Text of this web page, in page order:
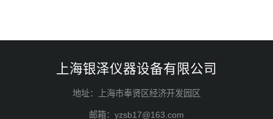
上海银泽仪器设备有限公司
地址：上海市奉贤区经济开发园区
邮箱：yzsb17@163.com